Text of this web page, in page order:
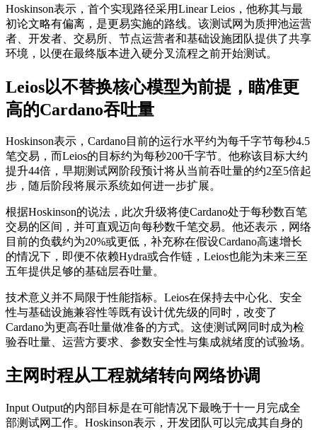
Hoskinson表示，首个实现路径采用Linear Leios，他称其与最
初论文略有偏离，是更易实施的路线。该测试网为质押池运营
者、开发者、交易所、节点运营者和基础设施团队提供了共享
环境，以便在最终版本进入硬分叉流程之前开始测试。
Leios以不替换核心模型为前提，瞄准更
高的Cardano吞吐量
Hoskinson表示，Cardano目前的运行水平约为每千字节每秒4.5
笔交易，而Leios的目标约为每秒200千字节。他称该目标大约
提升44倍，早期测试网阶段预计将从当前吞吐量的约2至5倍起
步，随后阶段将展示系统如何进一步扩展。
根据Hoskinson的说法，此次升级将使Cardano处于每秒数百笔
交易的区间，并可直观迈向每秒数千笔交易。他还表示，网络
目前的负载约为20%或更低，补充称在假设Cardano高速增长
的情况下，即便不依赖Hydra或合作链，Leios也能为未来三至
五年提供足够的基础层吞吐量。
技术意义并不局限于性能指标。Leios在保持去中心化、安全
性与基础设施兼容性等既有设计优先级的同时，改变了
Cardano为更高吞吐量做准备的方式。这使测试网同时成为检
验吞吐量、运营方要求、参数安全性与集成就绪度的试验场。
主网时程从工程就绪转向网络协调
Input Output的内部目标是在可能情况下最晚于十一月完成全
部测试网工作。Hoskinson表示，开发团队可以完成其自身的